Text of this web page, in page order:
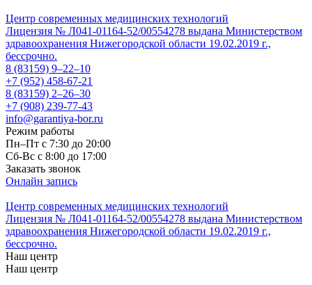
Центр современных медицинских технологий
Лицензия № Л041-01164-52/00554278 выдана Министерством
здравоохранения Нижегородской области 19.02.2019 г.,
бессрочно.
8 (83159) 9–22–10
+7 (952) 458-67-21
8 (83159) 2–26–30
+7 (908) 239-77-43
info@garantiya-bor.ru
Режим работы
Пн–Пт с 7:30 до 20:00
Cб-Вс с 8:00 до 17:00
Заказать звонок
Онлайн запись
Центр современных медицинских технологий
Лицензия № Л041-01164-52/00554278 выдана Министерством
здравоохранения Нижегородской области 19.02.2019 г.,
бессрочно.
Наш центр
Наш центр